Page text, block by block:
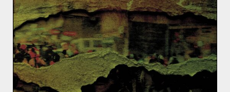
tensions liées aux hydrocarbures. La province, à
tendance séparatiste, abrite 25% des réserves
chinoises de pétrole et 27% des réserves de gaz. De
plus, une des principales voies d’importation de gaz, le
gazoduc Asie centrale-Chine, traverse la région. Une
radicalisation du mouvement Ouighours pourrait
entrainer des attaques d’infrastructures énergétiques.